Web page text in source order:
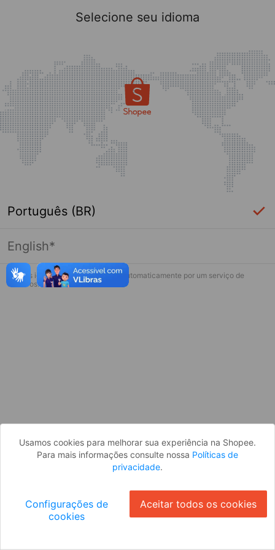
Página indisponível
Desculpe, algo deu errado. Faça login
Selecione seu idioma
Português (BR)
English*
* Esses idiomas serão traduzidos automaticamente por um serviço de
terceiros.
Usamos cookies para melhorar sua experiência na Shopee.
Para mais informações consulte nossa Políticas de
privacidade.
Configurações de
cookies
Aceitar todos os cookies